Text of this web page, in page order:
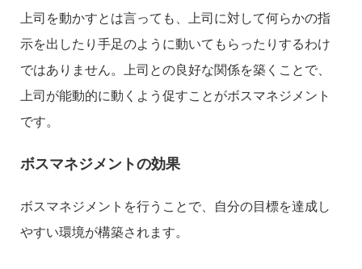
上司を動かすとは言っても、上司に対して何らかの指
示を出したり手足のように動いてもらったりするわけ
ではありません。上司との良好な関係を築くことで、
上司が能動的に動くよう促すことがボスマネジメント
です。
ボスマネジメントの効果
ボスマネジメントを行うことで、自分の目標を達成し
やすい環境が構築されます。